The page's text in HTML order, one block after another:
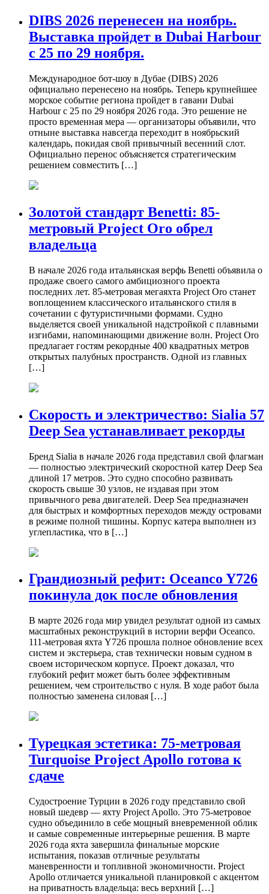
DIBS 2026 перенесен на ноябрь.
Выставка пройдет в Dubai Harbour
с 25 по 29 ноября.
Международное бот-шоу в Дубае (DIBS) 2026
официально перенесено на ноябрь. Теперь крупнейшее
морское событие региона пройдет в гавани Dubai
Harbour с 25 по 29 ноября 2026 года. Это решение не
просто временная мера — организаторы объявили, что
отныне выставка навсегда переходит в ноябрьский
календарь, покидая свой привычный весенний слот.
Официально перенос объясняется стратегическим
решением совместить […]
Золотой стандарт Benetti: 85-
метровый Project Oro обрел
владельца
В начале 2026 года итальянская верфь Benetti объявила о
продаже своего самого амбициозного проекта
последних лет. 85-метровая мегаяхта Project Oro станет
воплощением классического итальянского стиля в
сочетании с футуристичными формами. Судно
выделяется своей уникальной надстройкой с плавными
изгибами, напоминающими движение волн. Project Oro
предлагает гостям рекордные 400 квадратных метров
открытых палубных пространств. Одной из главных
[…]
Скорость и электричество: Sialia 57
Deep Sea устанавливает рекорды
Бренд Sialia в начале 2026 года представил свой флагман
— полностью электрический скоростной катер Deep Sea
длиной 17 метров. Это судно способно развивать
скорость свыше 30 узлов, не издавая при этом
привычного рева двигателей. Deep Sea предназначен
для быстрых и комфортных переходов между островами
в режиме полной тишины. Корпус катера выполнен из
углепластика, что в […]
Грандиозный рефит: Oceanco Y726
покинула док после обновления
В марте 2026 года мир увидел результат одной из самых
масштабных реконструкций в истории верфи Oceanco.
111-метровая яхта Y726 прошла полное обновление всех
систем и экстерьера, став технически новым судном в
своем историческом корпусе. Проект доказал, что
глубокий рефит может быть более эффективным
решением, чем строительство с нуля. В ходе работ была
полностью заменена силовая […]
Турецкая эстетика: 75-метровая
Turquoise Project Apollo готова к
сдаче
Судостроение Турции в 2026 году представило свой
новый шедевр — яхту Project Apollo. Это 75-метровое
судно объединило в себе мощный вневременной облик
и самые современные интерьерные решения. В марте
2026 года яхта завершила финальные морские
испытания, показав отличные результаты
маневренности и топливной экономичности. Project
Apollo отличается уникальной планировкой с акцентом
на приватность владельца: весь верхний […]